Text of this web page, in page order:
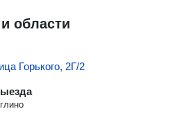
области
Горького, 2Г/2